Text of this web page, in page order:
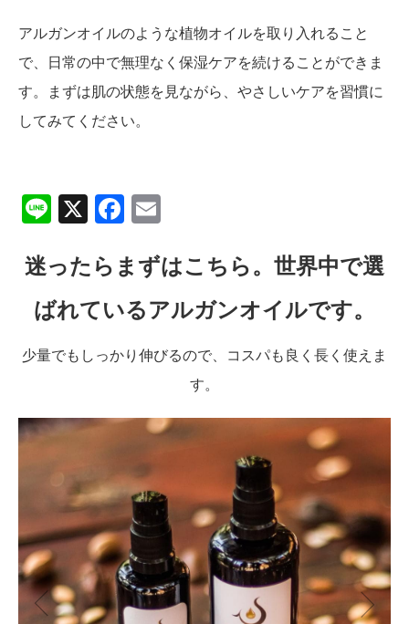
アルガンオイルのような植物オイルを取り入れること
で、日常の中で無理なく保湿ケアを続けることができま
す。まずは肌の状態を見ながら、やさしいケアを習慣に
してみてください。
LineX Facebook
迷ったらまずはこちら。世界中で選
ばれているアルガンオイルです。
少量でもしっかり伸びるので、コスパも良く長く使えま
す。